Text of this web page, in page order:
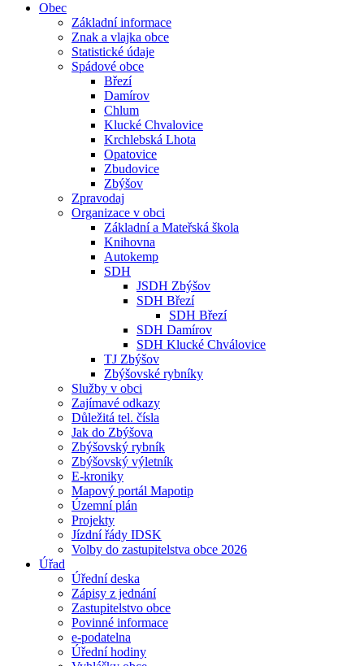
Obec
Základní informace
Znak a vlajka obce
Statistické údaje
Spádové obce
Březí
Damírov
Chlum
Klucké Chvalovice
Krchlebská Lhota
Opatovice
Zbudovice
Zbýšov
Zpravodaj
Organizace v obci
Základní a Mateřská škola
Knihovna
Autokemp
SDH
JSDH Zbýšov
SDH Březí
SDH Březí
SDH Damírov
SDH Klucké Chválovice
TJ Zbýšov
Zbýšovské rybníky
Služby v obci
Zajímavé odkazy
Důležitá tel. čísla
Jak do Zbýšova
Zbýšovský rybník
Zbýšovský výletník
E-kroniky
Mapový portál Mapotip
Územní plán
Projekty
Jízdní řády IDSK
Volby do zastupitelstva obce 2026
Úřad
Úřední deska
Zápisy z jednání
Zastupitelstvo obce
Povinné informace
e-podatelna
Úřední hodiny